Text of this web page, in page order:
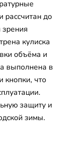
рассчитан до
зрения
кулиска
объёма и
выполнена в
что
защиту и
зимы.